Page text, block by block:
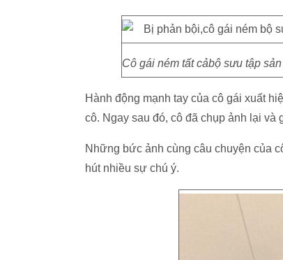
Cô gái ném tất cảbộ sưu tập
Hành động mạnh tay của cô gái xuất
cô. Ngay sau đó, cô đã chụp ảnh lại và
Những bức ảnh cùng câu chuyện của
hút nhiều sự chú ý.